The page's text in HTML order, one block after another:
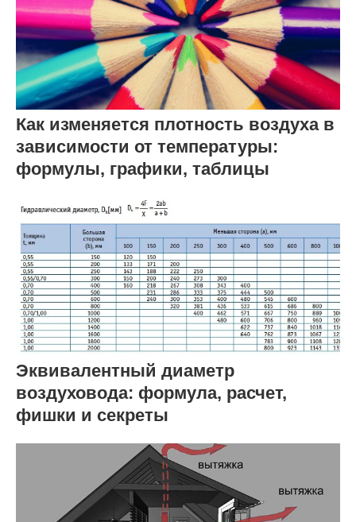
Как изменяется плотность воздуха в
зависимости от температуры:
формулы, графики, таблицы
Эквивалентный диаметр
воздуховода: формула, расчет,
фишки и секреты